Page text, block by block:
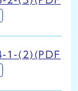
1-(2)(PDF